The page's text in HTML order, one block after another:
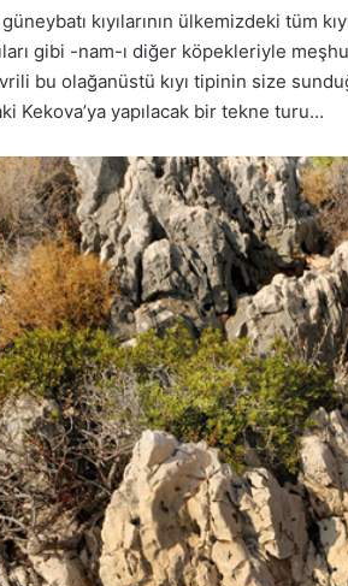
kıyılarının ülkemizdeki tüm
gibi -nam-ı diğer köpekleriyle
bu olağanüstü kıyı tipinin size
Kekova’ya yapılacak bir tekne turu…